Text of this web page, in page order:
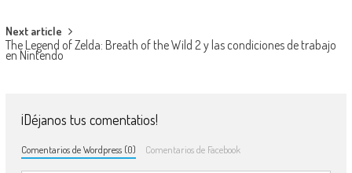
Next article
The Legend of Zelda: Breath of the Wild 2 y las condiciones de trabajo
en Nintendo
¡Déjanos tus comentatios!
Comentarios de Wordpress (0) Comentarios de Facebook